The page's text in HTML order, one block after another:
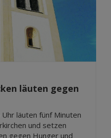
läuten gegen
läuten fünf Minuten
und setzen
gegen Hunger und